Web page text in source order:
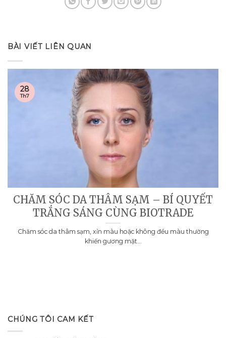
BÀI VIẾT LIÊN QUAN
CHĂM SÓC DA THÂM SẠM – BÍ QUYẾT
TRẮNG SÁNG CÙNG BIOTRADE
Chăm sóc da thâm sạm, xỉn màu hoặc không đều màu thường
khiến gương mặt...
28
Th7
CHÚNG TÔI CAM KẾT